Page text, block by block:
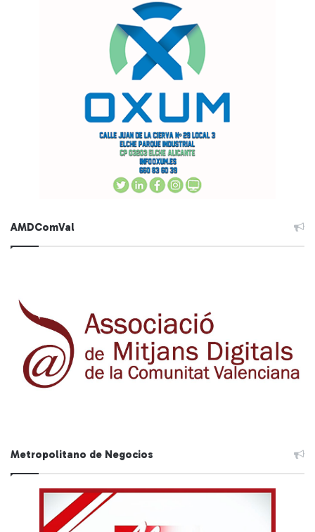
AMDComVal
Metropolitano de Negocios